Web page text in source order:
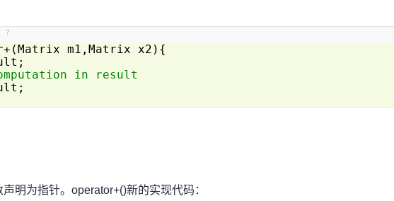
?
m1,Matrix x2){
in result
明为指针。operator+()新的实现代码：